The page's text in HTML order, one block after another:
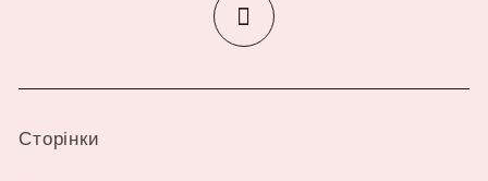
Сторінки